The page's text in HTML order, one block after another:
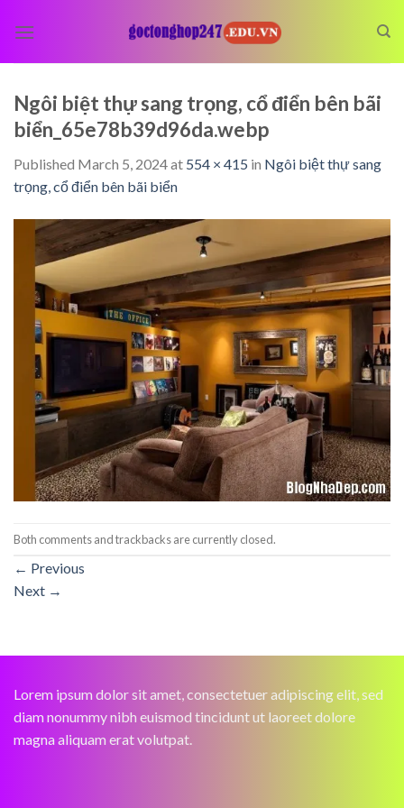
Ngôi biệt thự sang trọng, cổ điển bên bãi
biển_65e78b39d96da.webp
Published March 5, 2024at 554 × 415 in Ngôi biệt thự sang
trọng, cổ điển bên bãi biển
Both comments and trackbacks are currently closed.
← Previous
Next →
Lorem ipsum dolor sit amet, consectetuer adipiscing elit, sed
diam nonummy nibh euismod tincidunt ut laoreet dolore
magna aliquam erat volutpat.